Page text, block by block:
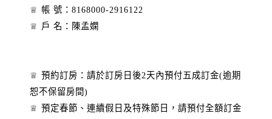
♕ 帳 號：8168000-2916122
♕ 戶 名：陳孟嫻
♕ 預約訂房：請於訂房日後2天內預付五成訂金(逾期
恕不保留房間)
♕ 預定春節、連續假日及特殊節日，請預付全額訂金